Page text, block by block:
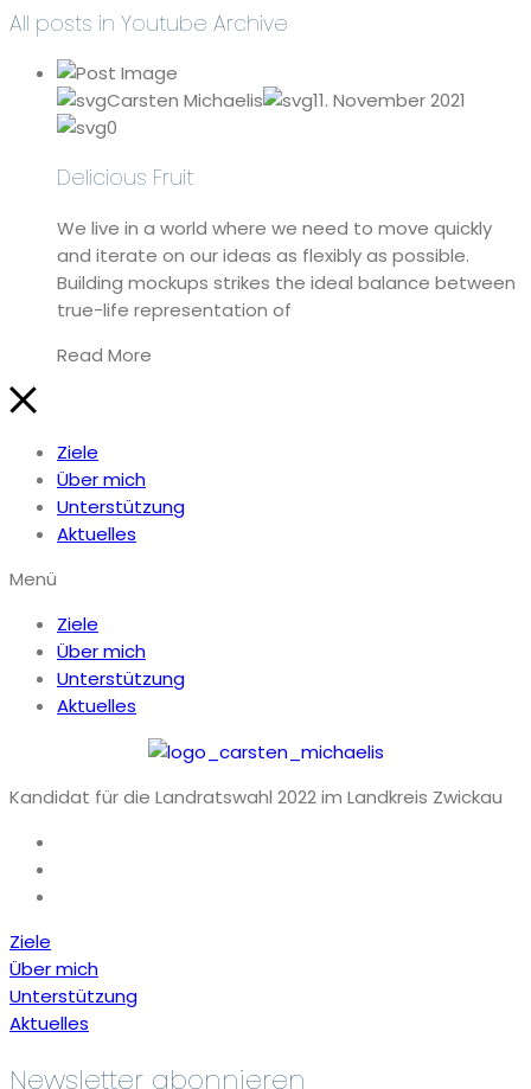
All posts in Youtube Archive
Carsten Michaelis
11. November 2021
0
Delicious Fruit
We live in a world where we need to move quickly
and iterate on our ideas as flexibly as possible.
Building mockups strikes the ideal balance between
true-life representation of
Read More
Ziele
Über mich
Unterstützung
Aktuelles
Menü
Ziele
Über mich
Unterstützung
Aktuelles
Kandidat für die Landratswahl 2022 im Landkreis Zwickau
Ziele
Über mich
Unterstützung
Aktuelles
Newsletter abonnieren